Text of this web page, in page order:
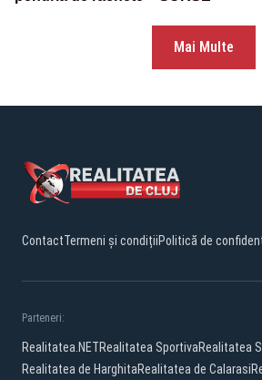
Mai Multe
ContactTermeni și condițiiPolitică de
Parteneri:
Realitatea.NETRealitatea SportivaRealitatea
Realitatea de HarghitaRealitatea de Calarasi